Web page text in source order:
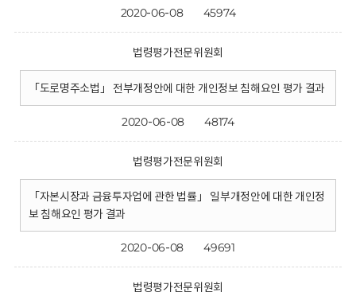
2020-06-08 45974
법령평가전문위원회
「도로명주소법」 전부개정안에 대한 개인정보 침해요인 평가 결과
2020-06-08 48174
법령평가전문위원회
「자본시장과 금융투자업에 관한 법률」 일부개정안에 대한 개인정
보 침해요인 평가 결과
2020-06-08 49691
법령평가전문위원회